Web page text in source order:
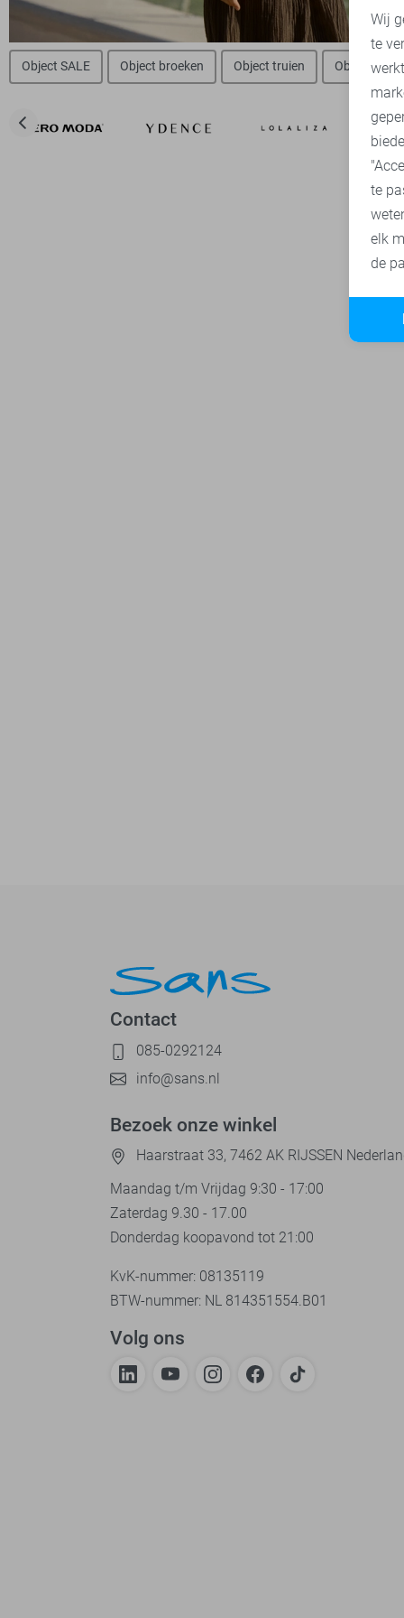
Object SALE Object broeken Object truien Object
Contact
085-0292124
info@sans.nl
Bezoek onze winkel
Haarstraat 33, 7462 AK RIJSSEN
Maandag t/m Vrijdag 9:30 - 17:00
Zaterdag 9.30 - 17.00
Donderdag koopavond tot 21:00
KvK-nummer: 08135119
BTW-nummer: NL 814351554.B01
Volg ons
Wij
te
te
elk
de